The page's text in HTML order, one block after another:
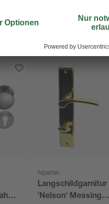
Alpertec
Langschildgarnitur
'Nelson' Messing